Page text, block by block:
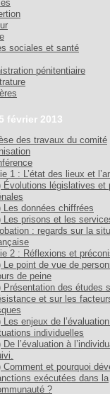
sociales et santé
pénitentiaire
février 2013
des travaux du comité
1 : L’état des lieux et
Évolutions législatives et
Les données chiffrées
Les prisons et les
: regards sur la
2 : Réflexions et
Le point de vue de
de peine
Présentation des études
et sur les
Les enjeux de
individuelles
De l’évaluation à
Comment et pourquoi
exécutées dans la
?